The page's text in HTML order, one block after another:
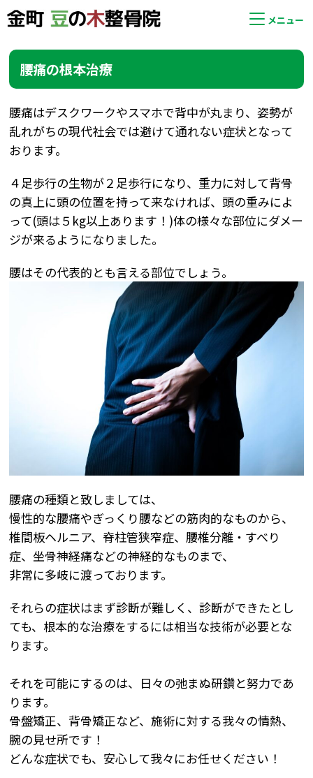
メニュー
腰痛の根本治療
腰痛はデスクワークやスマホで背中が丸まり、姿勢が
乱れがちの現代社会では避けて通れない症状となって
おります。
４足歩行の生物が２足歩行になり、重力に対して背骨
の真上に頭の位置を持って来なければ、頭の重みによ
って(頭は５kg以上あります！)体の様々な部位にダメー
ジが来るようになりました。
腰はその代表的とも言える部位でしょう。
腰痛の種類と致しましては、
慢性的な腰痛やぎっくり腰などの筋肉的なものから、
椎間板ヘルニア、脊柱管狭窄症、腰椎分離・すべり
症、坐骨神経痛などの神経的なものまで、
非常に多岐に渡っております。
それらの症状はまず診断が難しく、診断ができたとし
ても、根本的な治療をするには相当な技術が必要とな
ります。
それを可能にするのは、日々の弛まぬ研鑽と努力であ
ります。
骨盤矯正、背骨矯正など、施術に対する我々の情熱、
腕の見せ所です！
どんな症状でも、安心して我々にお任せください！